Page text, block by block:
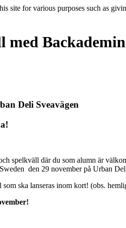
site for various purposes such as
med Backademin
Deli Sveavägen
spelkväll där du som alumn är
den 29 november på Urban
ska lanseras inom kort! (obs.